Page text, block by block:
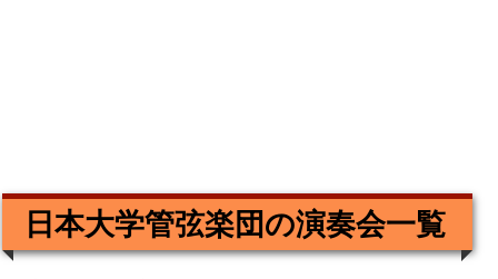
日本大学管弦楽団の演奏会一覧